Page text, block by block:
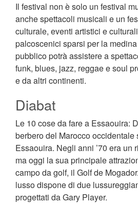
Il festival non è solo un festival
anche spettacoli musicali e un
culturale, eventi artistici e
palcoscenici sparsi per la
pubblico potrà assistere a
funk, blues, jazz, reggae e soul
e da altri continenti.
Diabat
Le 10 cose da fare a Essaouira:
berbero del Marocco occidentale
Essaouira. Negli anni ’70 era un
ma oggi la sua principale
campo da golf, il Golf de
lusso dispone di due
progettati da Gary Player.